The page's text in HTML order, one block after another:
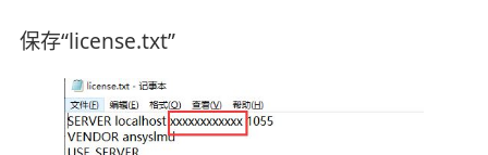
保存“license.txt”